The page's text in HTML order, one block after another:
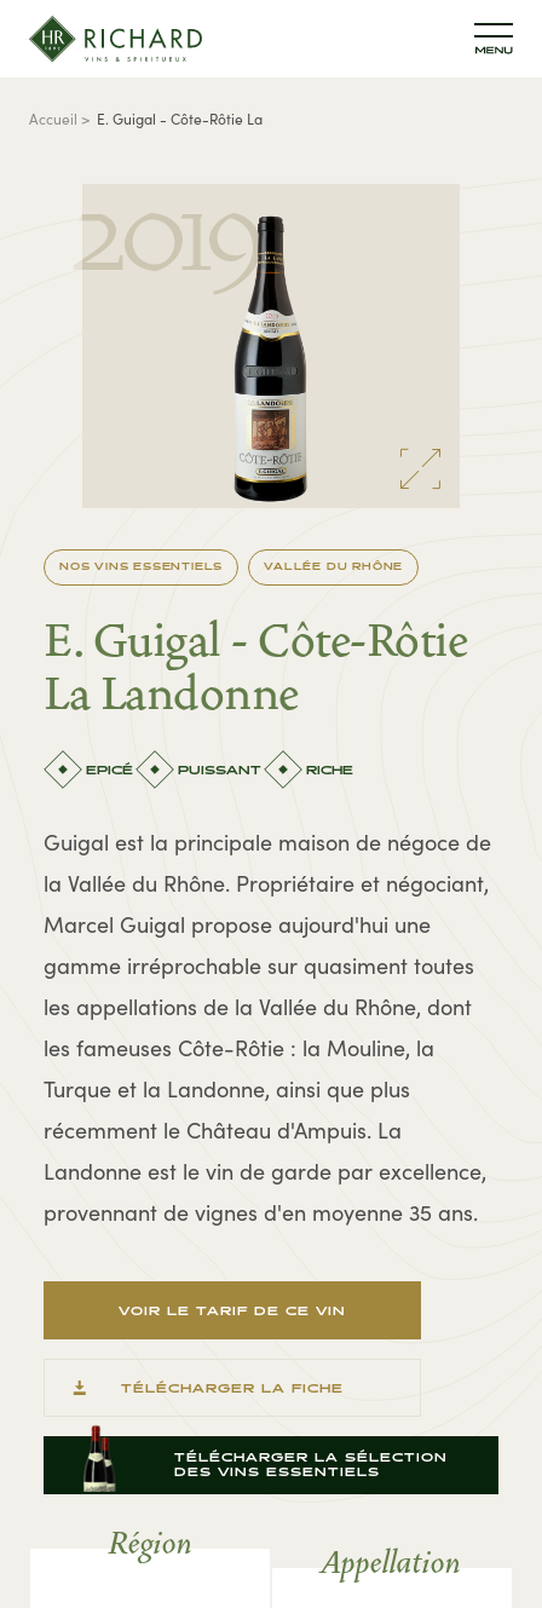
Aller au contenu principal
Fil d'Ariane
Accueil
E. Guigal - Côte-Rôtie La
2019
NOS VINS ESSENTIELS VALLÉE DU RHÔNE
E. Guigal - Côte-Rôtie
La Landonne
EPICÉ PUISSANT RICHE
Guigal est la principale maison de négoce de
la Vallée du Rhône. Propriétaire et négociant,
Marcel Guigal propose aujourd'hui une
gamme irréprochable sur quasiment toutes
les appellations de la Vallée du Rhône, dont
les fameuses Côte-Rôtie : la Mouline, la
Turque et la Landonne, ainsi que plus
récemment le Château d'Ampuis. La
Landonne est le vin de garde par excellence,
provennant de vignes d'en moyenne 35 ans.
VOIR LE TARIF DE CE VIN
TÉLÉCHARGER LA FICHE
TÉLÉCHARGER LA SÉLECTION
DES VINS ESSENTIELS
Région Appellation